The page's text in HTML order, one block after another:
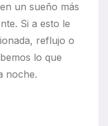
un sueño más
Si a esto le
reflujo o
lo que
noche.